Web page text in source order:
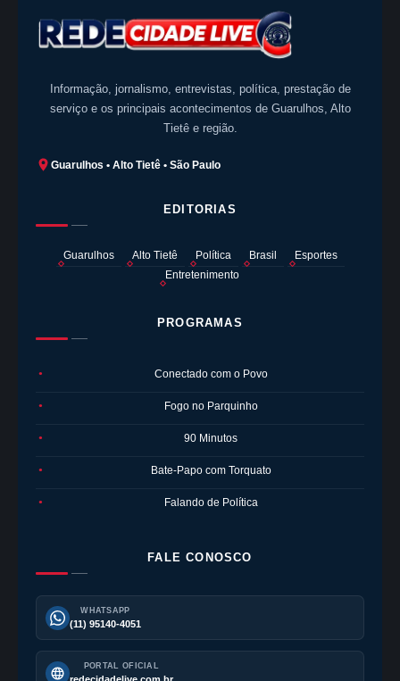
Informação, jornalismo, entrevistas, política, prestação de
serviço e os principais acontecimentos de Guarulhos, Alto
Tietê e região.
Guarulhos • Alto Tietê • São Paulo
EDITORIAS
Guarulhos Alto Tietê Política Brasil
Esportes
Entretenimento
PROGRAMAS
● Conectado com o Povo
● Fogo no Parquinho
● 90 Minutos
● Bate-Papo com Torquato
● Falando de Política
FALE CONOSCO
WHATSAPP
(11) 95140-4051
PORTAL OFICIAL